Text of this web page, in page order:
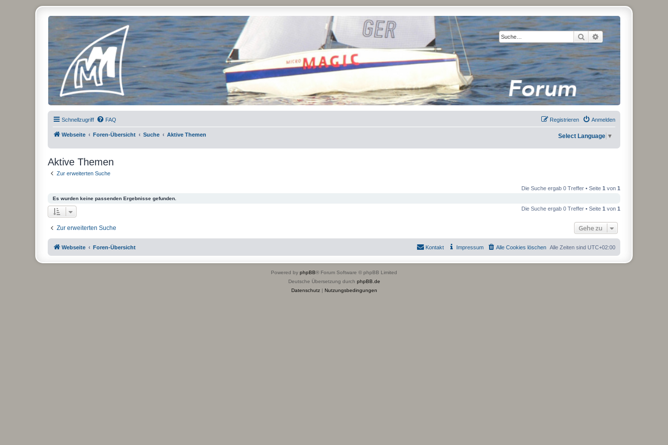
Suche Erweiterte Suche
Micro Magic Forum Deutschland
Schnellzugriff FAQ Anmelden
Registrieren
Webseite Foren-Übersicht Suche Aktive Themen Select Language ▼
Aktive Themen
Zur erweiterten Suche
Die Suche ergab 0 Treffer • Seite 1 von 1
Es wurden keine passenden Ergebnisse gefunden.
Die Suche ergab 0 Treffer • Seite 1 von 1
Zur erweiterten Suche Gehe zu
Webseite Foren-Übersicht Alle Zeiten sind UTC+02:00
Alle Cookies löschen
Impressum
Kontakt
Powered by phpBB® Forum Software © phpBB Limited
Deutsche Übersetzung durch phpBB.de
Datenschutz| Nutzungsbedingungen